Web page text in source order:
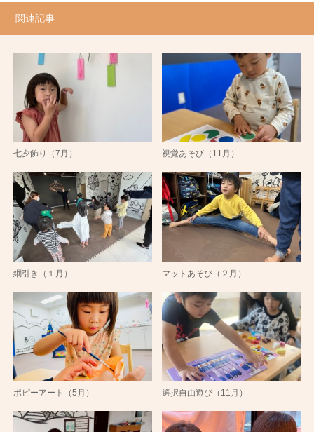
関連記事
七夕飾り（7月） 視覚あそび（11月）
綱引き（１月） マットあそび（２月）
ポピーアート（5月） 選択自由遊び（11月）